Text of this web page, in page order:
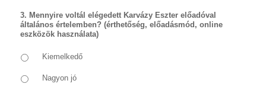
3. Mennyire voltál elégedett Karvázy Eszter előadóval
általános értelemben? (érthetőség, előadásmód, online
eszközök használata)
Kiemelkedő
Nagyon jó